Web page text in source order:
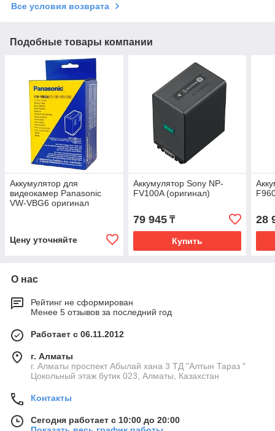
Все условия возврата
Подобные товары компании
Аккумулятор для
видеокамер Panasonic
VW-VBG6 оригинал
Цену уточняйте
Аккумулятор Sony NP-
FV100A (оригинал)
79 945₸
Купить
28
О нас
Рейтинг не сформирован
Менее 5 отзывов за последний год
Работает с 06.11.2012
г. Алматы
г. Алматы проспект Абылай хана 3 ТД "Алтын Тараз "
Цокольный этаж бутик 023, Алматы, Казахстан
Контакты
Сегодня работает с 10:00 до 20:00